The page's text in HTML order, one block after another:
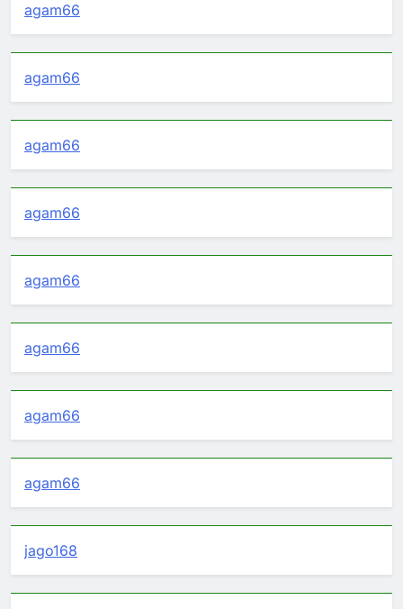
agam66
agam66
agam66
agam66
agam66
agam66
agam66
agam66
jago168